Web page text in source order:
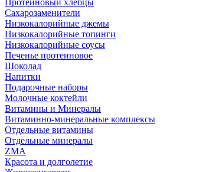
Протеиновый хлебцы
Сахарозаменители
Низкокалорийные джемы
Низкокалорийные топинги
Низкокалорийные соусы
Печенье протеиновое
Шоколад
Напитки
Подарочные наборы
Молочные коктейли
Витамины и Минералы
Витаминно-минеральные комплексы
Отдельные витамины
Отдельные минералы
ZMA
Красота и долголетие